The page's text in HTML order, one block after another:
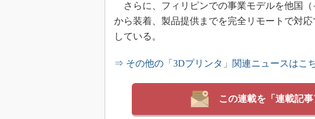
さらに、フィリピンでの事業モデルを他国
から装着、製品提供までを完全リモートで対
している。
⇒ その他の「3Dプリンタ」関連ニュースはこ
この連載を「連載記